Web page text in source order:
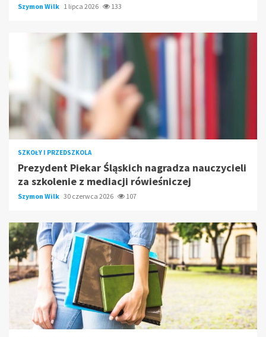
Szymon Wilk 1 lipca 2026 133
SZKOŁY I PRZEDSZKOLA
Prezydent Piekar Śląskich nagradza nauczycieli
za szkolenie z mediacji rówieśniczej
Szymon Wilk 30 czerwca 2026 107